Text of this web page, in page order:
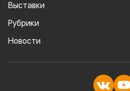
Выставки
Рубрики
Новости